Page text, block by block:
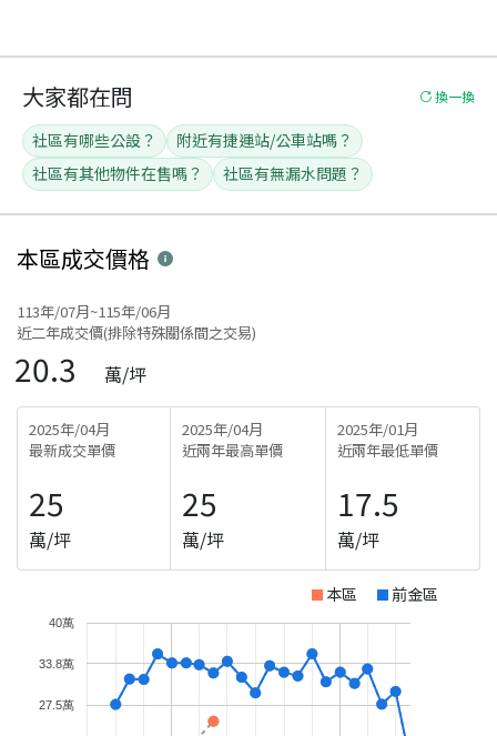
大家都在問 換一換
社區有哪些公設？
附近有捷運站/公車站嗎？
社區有其他物件在售嗎？
社區有無漏水問題？
本區成交價格
113年/07月~115年/06月
近二年成交價(排除特殊關係間之交易)
20.3 萬/坪
2025年/04月
最新成交單價
25
萬/坪
2025年/04月
近兩年最高單價
25
萬/坪
2025年/01月
近兩年最低單價
17.5
萬/坪
本區 前金區
27.5萬
33.8萬
40萬